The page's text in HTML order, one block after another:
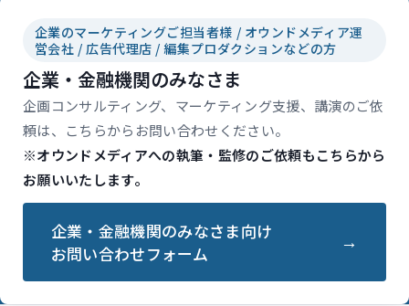
企業のマーケティングご担当者様 / オウンドメディア運
営会社 / 広告代理店 / 編集プロダクションなどの方
企業・金融機関のみなさま
企画コンサルティング、マーケティング支援、講演のご依
頼は、こちらからお問い合わせください。
※オウンドメディアへの執筆・監修のご依頼もこちらから
お願いいたします。
企業・金融機関のみなさま向け
お問い合わせフォーム